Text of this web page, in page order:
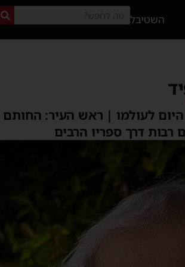
השטיבל
לעולמו | ראש העיר:
רבות דרך ספריו הרבים